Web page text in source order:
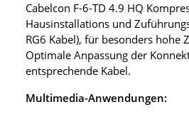
Cabelcon F-6-TD 4.9 HQ
Hausinstallations und
RG6 Kabel), für besonders hohe
Optimale Anpassung der
entsprechende Kabel.
Multimedia-Anwendungen: